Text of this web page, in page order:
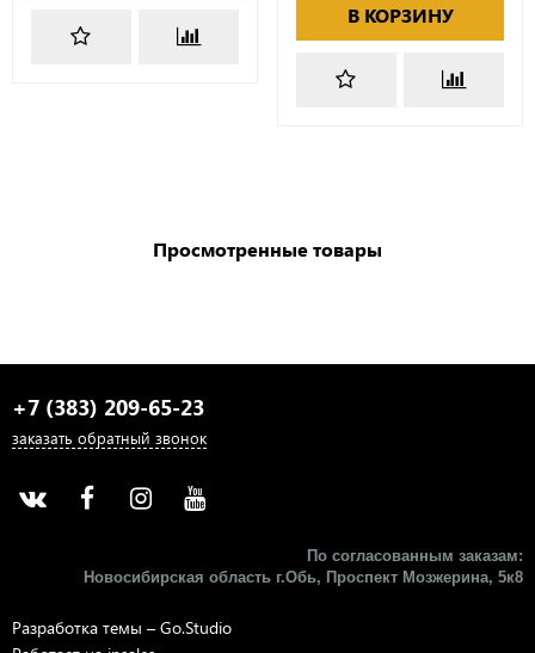
В КОРЗИНУ
Просмотренные товары
+7 (383) 209-65-23
заказать обратный звонок
По согласованным заказам:
Новосибирская область г.Обь, Проспект Мозжерина, 5к8​
Разработка темы – Go.Studio